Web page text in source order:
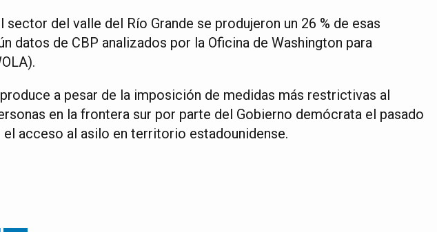
sector del valle del Río Grande se produjeron un 26 % de esas
datos de CBP analizados por la Oficina de Washington para
a pesar de la imposición de medidas más restrictivas al
en la frontera sur por parte del Gobierno demócrata el pasado
el acceso al asilo en territorio estadounidense.